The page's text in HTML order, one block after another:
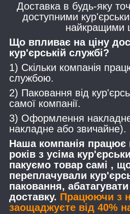
Доставка в будь-яку
доступними
найкращими
Що впливає на ціну
кур'єрській службі?
1) Скільки компанія
службою.
2) Паковання від
самої компанії.
3) Оформлення накладне
накладне або звичайне).
Наша компанія працює
років з усіма
пакуємо товар самі ,
переплачували
паковання, абатагувати
доставку. Працюючи з
заощаджуєте від 40%